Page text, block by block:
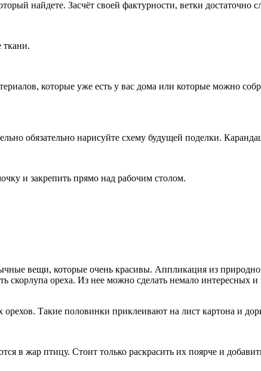
найдете. Засчёт своей фактурности, ветки достаточно
которые уже есть у вас дома или которые можно
обязательно нарисуйте схему будущей поделки.
и закрепить прямо над рабочим столом.
вещи, которые очень красивы. Аппликация из
скорлупа ореха. Из нее можно сделать немало интересных
орехов. Такие половинки приклеивают на лист картона и
в жар птицу. Стоит только раскрасить их поярче и